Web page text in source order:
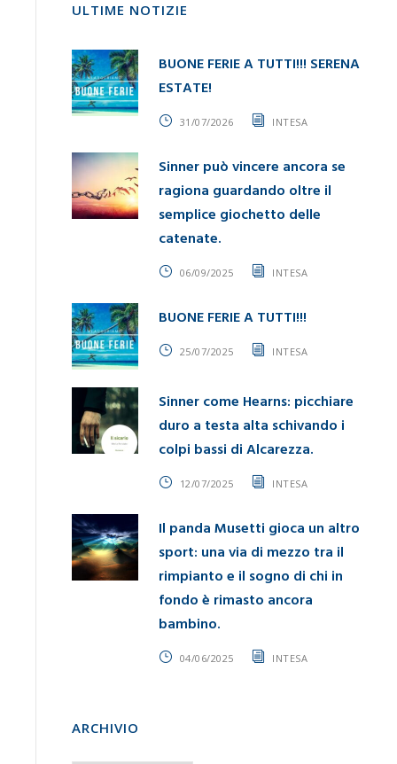
ULTIME NOTIZIE
BUONE FERIE A TUTTI!!! SERENA
ESTATE!
31/07/2026 INTESA
Sinner può vincere ancora se
ragiona guardando oltre il
semplice giochetto delle
catenate.
06/09/2025 INTESA
BUONE FERIE A TUTTI!!!
25/07/2025 INTESA
Sinner come Hearns: picchiare
duro a testa alta schivando i
colpi bassi di Alcarezza.
12/07/2025 INTESA
Il panda Musetti gioca un altro
sport: una via di mezzo tra il
rimpianto e il sogno di chi in
fondo è rimasto ancora
bambino.
04/06/2025 INTESA
ARCHIVIO